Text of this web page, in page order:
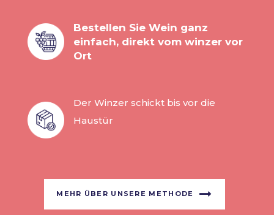
Bestellen Sie Wein ganz
einfach, direkt vom winzer vor
Ort
Der Winzer schickt bis vor die
Haustür
MEHR ÜBER UNSERE METHODE